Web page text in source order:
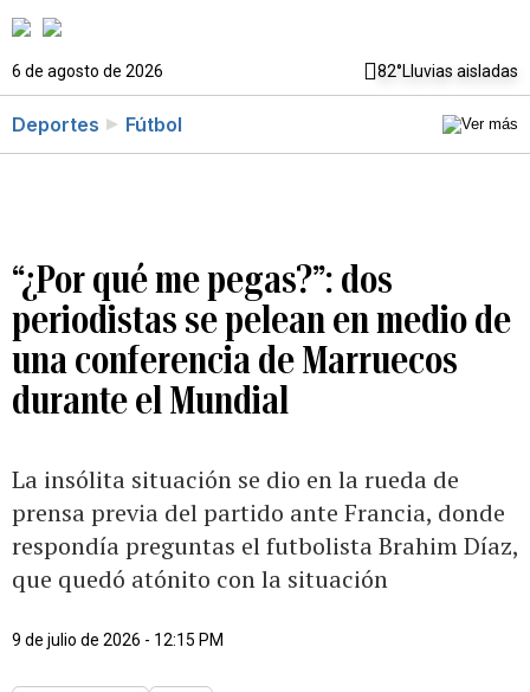
6 de agosto de 2026 82°Lluvias aisladas
Deportes Fútbol
“¿Por qué me pegas?”: dos
periodistas se pelean en medio de
una conferencia de Marruecos
durante el Mundial
La insólita situación se dio en la rueda de
prensa previa del partido ante Francia, donde
respondía preguntas el futbolista Brahim Díaz,
que quedó atónito con la situación
9 de julio de 2026 - 12:15 PM